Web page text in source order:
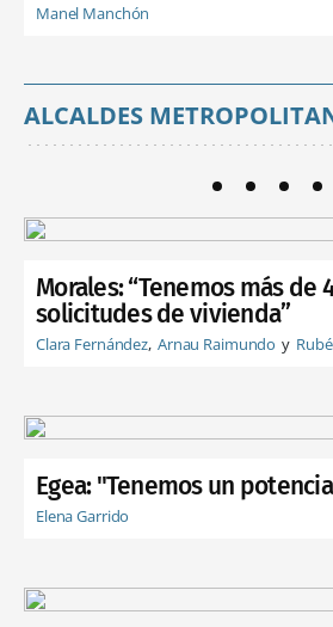
Manel Manchón
ALCALDES
Morales: “Tenemos más de
solicitudes de vivienda”
Clara Fernández Arnau Raimundo
Egea: "Tenemos un
Elena Garrido